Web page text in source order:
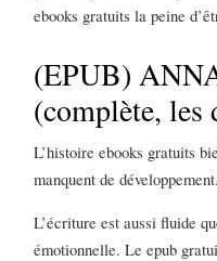
ebooks gratuits la peine
(EPUB)
(complète, les
L’histoire ebooks gratuits
manquent de
L’écriture est aussi fluide
émotionnelle. Le epub